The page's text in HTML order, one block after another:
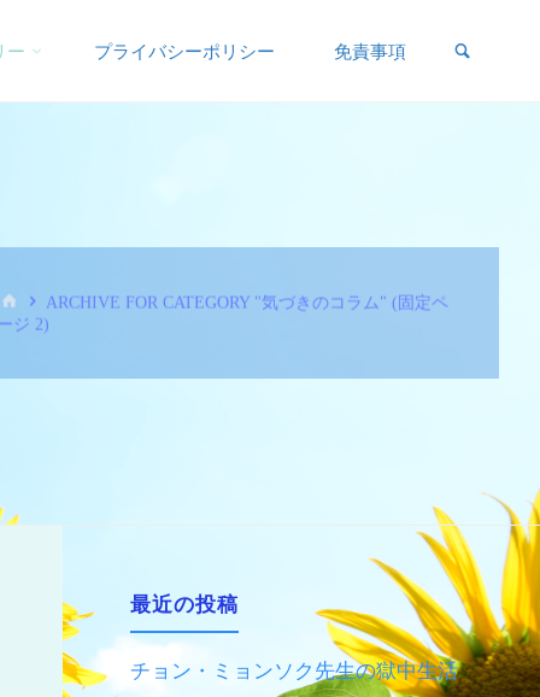
ー プライバシーポリシー 免責事項
ARCHIVE FOR CATEGORY "気づきのコラム" (固定ペ
ジ 2)
最近の投稿
チョン・ミョンソク先生の獄中生活